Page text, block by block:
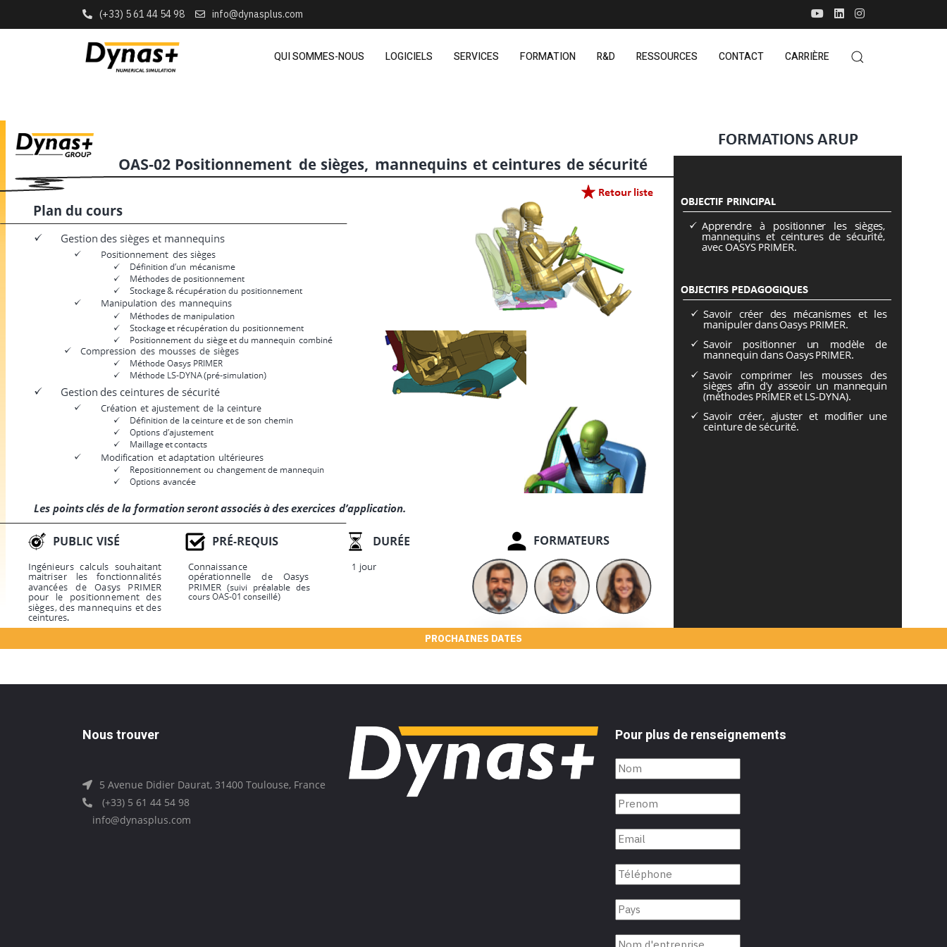
(+33) 5 61 44 54 98 info@dynasplus.com
QUI SOMMES-NOUS LOGICIELS SERVICES FORMATION R&D RESSOURCES CONTACT CARRIÈRE
PROCHAINES DATES
Nous trouver
5 Avenue Didier Daurat, 31400 Toulouse, France
(+33) 5 61 44 54 98
info@dynasplus.com
Pour plus de renseignements